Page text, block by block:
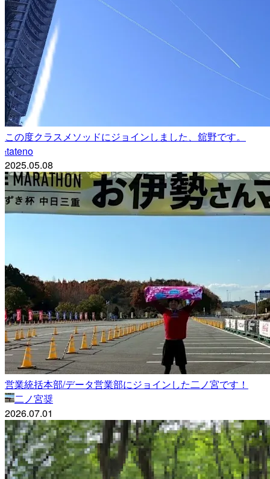
この度クラスメソッドにジョインしました、舘野です。
ttateno
2025.05.08
営業統括本部/データ営業部にジョインした二ノ宮です！
二ノ宮奨
2026.07.01